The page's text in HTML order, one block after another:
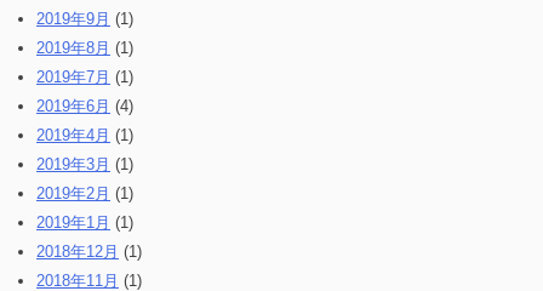
2019年9月 (1)
2019年8月 (1)
2019年7月 (1)
2019年6月 (4)
2019年4月 (1)
2019年3月 (1)
2019年2月 (1)
2019年1月 (1)
2018年12月 (1)
2018年11月 (1)